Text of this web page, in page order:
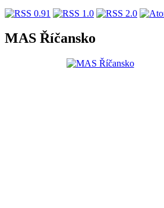
MAS Říčansko